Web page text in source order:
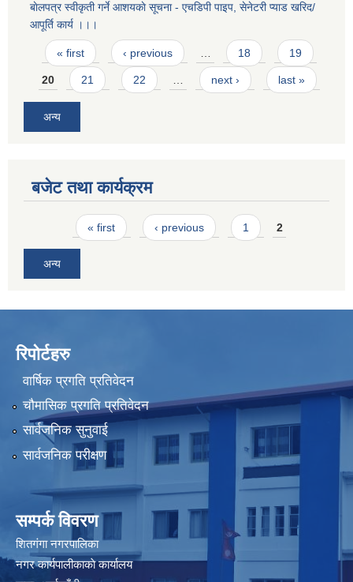
बाेलपत्र स्वीकृती गर्ने आशयकाे सूचना - एचडिपी पाइप, सेनेटरी प्याड खरिद/
आपूर्ति कार्य ।।।
Pages
« first ‹ previous … 18 19
20 21 22 … next › last »
अन्य
बजेट तथा कार्यक्रम
Pages« first ‹ previous 1 2
अन्य
रिपोर्टहरु
वार्षिक प्रगति प्रतिवेदन
चौमासिक प्रगति प्रतिवेदन
सार्वजनिक सुनुवाई
सार्वजनिक परीक्षण
सम्पर्क विवरण
शितगंगा नगरपालिका
नगर कार्यपालीकाकाे कार्यालय